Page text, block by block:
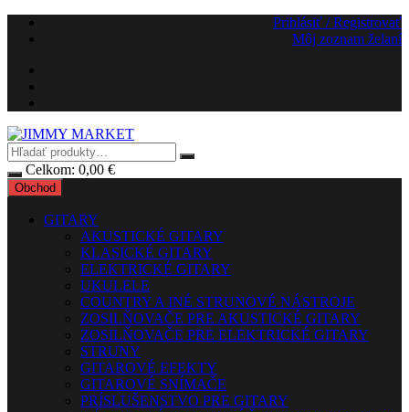
Preskočiť
Prihlásiť / Registrovať
Môj zoznam želaní
Celkom: 0,00 €
Obchod
GITARY
AKUSTICKÉ GITARY
KLASICKÉ GITARY
ELEKTRICKÉ GITARY
UKULELE
COUNTRY A INÉ STRUNOVÉ NÁSTROJE
ZOSILŇOVAČE PRE AKUSTICKÉ GITARY
ZOSILŇOVAČE PRE ELEKTRICKÉ GITARY
STRUNY
GITAROVÉ EFEKTY
GITAROVÉ SNÍMAČE
PRÍSLUŠENSTVO PRE GITARY